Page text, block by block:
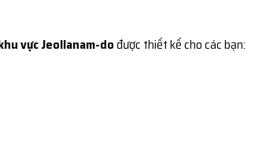
vực Jeollanam-dođược thiết kế cho các bạn: